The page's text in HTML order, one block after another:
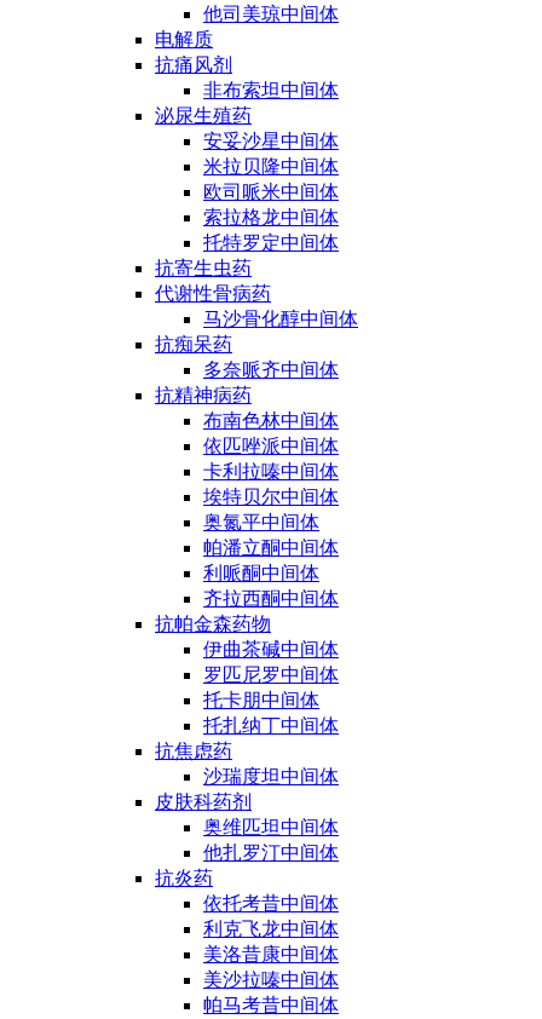
他司美琼中间体
电解质
抗痛风剂
非布索坦中间体
泌尿生殖药
安妥沙星中间体
米拉贝隆中间体
欧司哌米中间体
索拉格龙中间体
托特罗定中间体
抗寄生虫药
代谢性骨病药
马沙骨化醇中间体
抗痴呆药
多奈哌齐中间体
抗精神病药
布南色林中间体
依匹唑派中间体
卡利拉嗪中间体
埃特贝尔中间体
奥氮平中间体
帕潘立酮中间体
利哌酮中间体
齐拉西酮中间体
抗帕金森药物
伊曲茶碱中间体
罗匹尼罗中间体
托卡朋中间体
托扎纳丁中间体
抗焦虑药
沙瑞度坦中间体
皮肤科药剂
奥维匹坦中间体
他扎罗汀中间体
抗炎药
依托考昔中间体
利克飞龙中间体
美洛昔康中间体
美沙拉嗪中间体
帕马考昔中间体